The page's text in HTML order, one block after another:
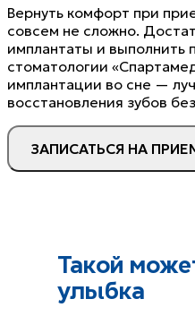
Вернуть комфорт при
совсем не сложно.
имплантаты и выполнить
стоматологии
имплантации во сне —
восстановления зубов
ЗАПИСАТЬСЯ НА
Такой
улыбка